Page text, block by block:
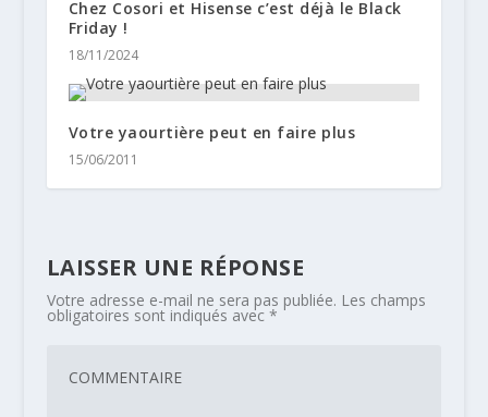
Chez Cosori et Hisense c’est déjà le Black
Friday !
18/11/2024
Votre yaourtière peut en faire plus
15/06/2011
LAISSER UNE RÉPONSE
Votre adresse e-mail ne sera pas publiée. Les champs
obligatoires sont indiqués avec *